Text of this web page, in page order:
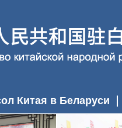
Китая в Беларуси